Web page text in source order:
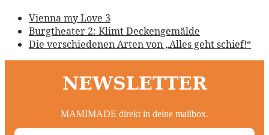
Vienna my Love 3
Burgtheater 2: Klimt Deckengemälde
Die verschiedenen Arten von „Alles geht schief!“
NEWSLETTER
MAMIMADE direkt in deine mailbox.